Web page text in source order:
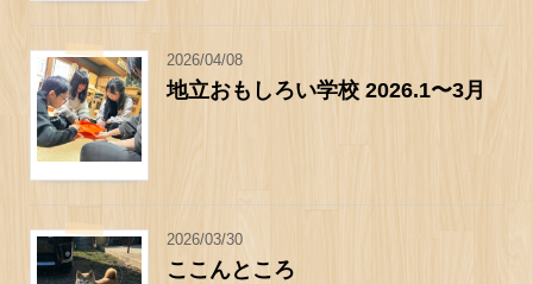
2026/04/08
地立おもしろい学校 2026.1〜3月
2026/03/30
ここんところ